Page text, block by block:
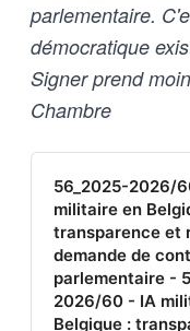
parlementaire.
démocratique
Signer prend
Chambre
56_2025-2026/
militaire en
transparence et
demande de
parlementaire -
2026/60 - IA
Belgique :